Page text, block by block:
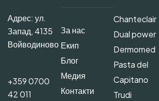
Адрес: ул.
Запад, 4135
Войводиново
+359 0700
42 011
За нас
Екип
Блог
Медия
Контакти
Chanteclair
Dual power
Dermomed
Pasta del
Capitano
Trudi